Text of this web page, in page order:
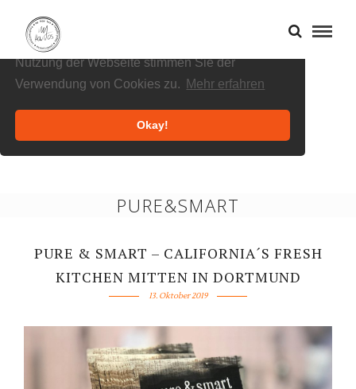
Cookies helfen uns bei der Bereitstellung
unserer Inhalte und Dienste. Durch die weitere
Nutzung der Webseite stimmen Sie der
Verwendung von Cookies zu.
Mehr erfahren
Okay!
PURE&SMART
PURE & SMART – CALIFORNIA´S FRESH
KITCHEN MITTEN IN DORTMUND
13. Oktober 2019